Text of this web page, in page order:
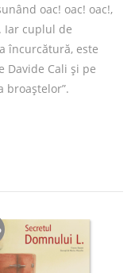
oac! oac! oac!,
Iar cuplul de
încurcătură, este
Davide Cali și pe
broaștelor”.